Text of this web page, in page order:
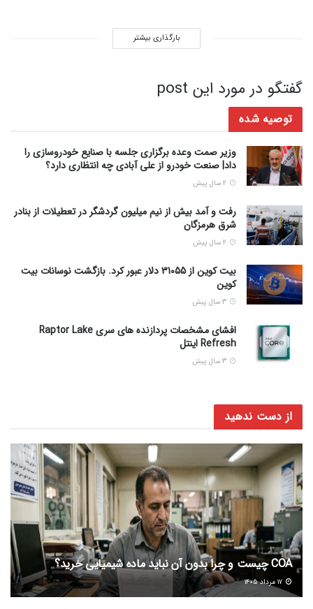
بارگذاری بیشتر
گفتگو در مورد این post
توصیه شده
وزیر صمت وعده برگزاری جلسه با صنایع خودروسازی را
داد| صنعت خودرو از علی آبادی چه انتظاری دارد؟
رفت و آمد بیش از نیم میلیون گردشگر در تعطیلات از بنادر
شرق هرمزگان
بیت کوین از 31055 دلار عبور کرد. بازگشت نوسانات بیت
کوین
افشای مشخصات پردازنده های سری Raptor Lake
Refresh اینتل
از دست ندهید
COA چیست و چرا بدون آن نباید ماده شیمیایی خرید؟